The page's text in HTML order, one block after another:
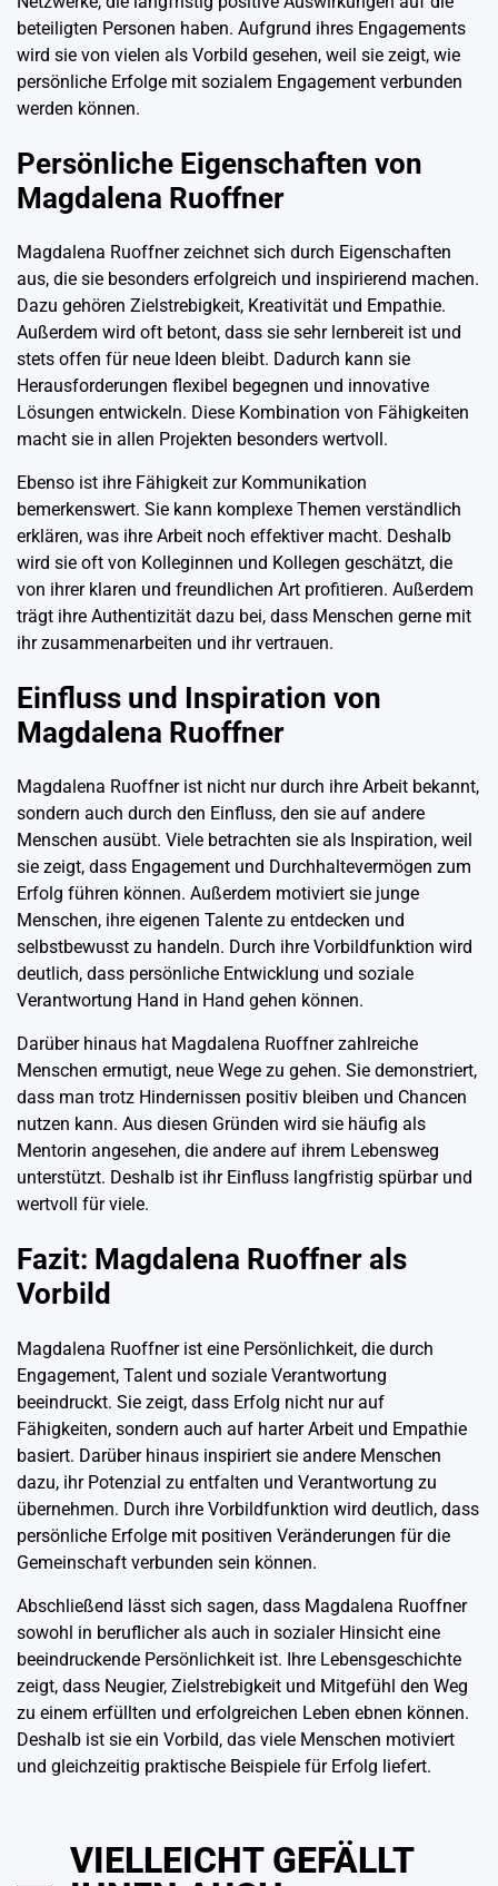
beteiligten Personen haben. Aufgrund ihres Engagements
wird sie von vielen als Vorbild gesehen, weil sie zeigt, wie
persönliche Erfolge mit sozialem Engagement verbunden
werden können.
Persönliche Eigenschaften von
Magdalena Ruoffner
Magdalena Ruoffner zeichnet sich durch Eigenschaften
aus, die sie besonders erfolgreich und inspirierend machen.
Dazu gehören Zielstrebigkeit, Kreativität und Empathie.
Außerdem wird oft betont, dass sie sehr lernbereit ist und
stets offen für neue Ideen bleibt. Dadurch kann sie
Herausforderungen flexibel begegnen und innovative
Lösungen entwickeln. Diese Kombination von Fähigkeiten
macht sie in allen Projekten besonders wertvoll.
Ebenso ist ihre Fähigkeit zur Kommunikation
bemerkenswert. Sie kann komplexe Themen verständlich
erklären, was ihre Arbeit noch effektiver macht. Deshalb
wird sie oft von Kolleginnen und Kollegen geschätzt, die
von ihrer klaren und freundlichen Art profitieren. Außerdem
trägt ihre Authentizität dazu bei, dass Menschen gerne mit
ihr zusammenarbeiten und ihr vertrauen.
Einfluss und Inspiration von
Magdalena Ruoffner
Magdalena Ruoffner ist nicht nur durch ihre Arbeit bekannt,
sondern auch durch den Einfluss, den sie auf andere
Menschen ausübt. Viele betrachten sie als Inspiration, weil
sie zeigt, dass Engagement und Durchhaltevermögen zum
Erfolg führen können. Außerdem motiviert sie junge
Menschen, ihre eigenen Talente zu entdecken und
selbstbewusst zu handeln. Durch ihre Vorbildfunktion wird
deutlich, dass persönliche Entwicklung und soziale
Verantwortung Hand in Hand gehen können.
Darüber hinaus hat Magdalena Ruoffner zahlreiche
Menschen ermutigt, neue Wege zu gehen. Sie demonstriert,
dass man trotz Hindernissen positiv bleiben und Chancen
nutzen kann. Aus diesen Gründen wird sie häufig als
Mentorin angesehen, die andere auf ihrem Lebensweg
unterstützt. Deshalb ist ihr Einfluss langfristig spürbar und
wertvoll für viele.
Fazit: Magdalena Ruoffner als
Vorbild
Magdalena Ruoffner ist eine Persönlichkeit, die durch
Engagement, Talent und soziale Verantwortung
beeindruckt. Sie zeigt, dass Erfolg nicht nur auf
Fähigkeiten, sondern auch auf harter Arbeit und Empathie
basiert. Darüber hinaus inspiriert sie andere Menschen
dazu, ihr Potenzial zu entfalten und Verantwortung zu
übernehmen. Durch ihre Vorbildfunktion wird deutlich, dass
persönliche Erfolge mit positiven Veränderungen für die
Gemeinschaft verbunden sein können.
Abschließend lässt sich sagen, dass Magdalena Ruoffner
sowohl in beruflicher als auch in sozialer Hinsicht eine
beeindruckende Persönlichkeit ist. Ihre Lebensgeschichte
zeigt, dass Neugier, Zielstrebigkeit und Mitgefühl den Weg
zu einem erfüllten und erfolgreichen Leben ebnen können.
Deshalb ist sie ein Vorbild, das viele Menschen motiviert
und gleichzeitig praktische Beispiele für Erfolg liefert.
VIELLEICHT GEFÄLLT